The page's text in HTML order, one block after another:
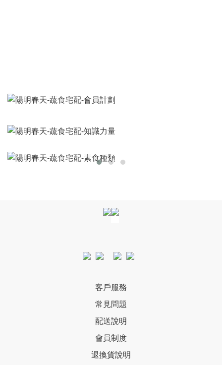
客戶服務
常見問題
配送說明
會員制度
退換貨說明